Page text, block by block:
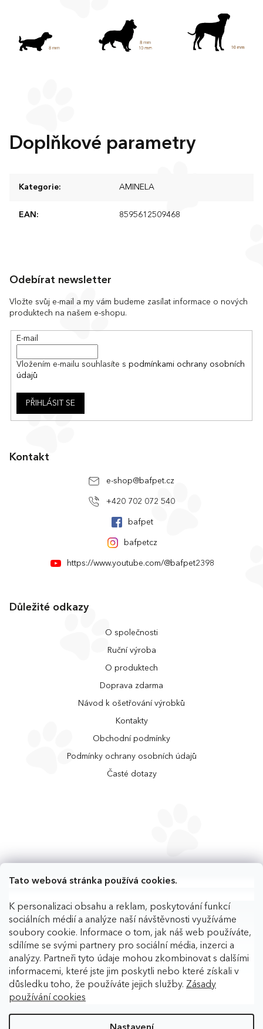
Tato webová stránka používá cookies.
K personalizaci obsahu a reklam, poskytování funkcí
sociálních médií a analýze naší návštěvnosti využíváme
soubory cookie. Informace o tom, jak náš web používáte,
sdílíme se svými partnery pro sociální média, inzerci a
analýzy. Partneři tyto údaje mohou zkombinovat s dalšími
informacemi, které jste jim poskytli nebo které získali v
důsledku toho, že používáte jejich služby. Zásady
používání cookies
Doplňkové parametry
Kategorie: AMINELA
EAN : 8595612509468
Odebírat newsletter
Vložte svůj e-mail a my vám budeme zasílat informace o nových
produktech na našem e-shopu.
E-mail
Vložením e-mailu souhlasíte s podmínkami ochrany osobních
údajů
PŘIHLÁSIT SE
Kontakt
e-shop@bafpet.cz
+420 702 072 540
bafpet
bafpetcz
https://www.youtube.com/@bafpet2398
Důležité odkazy
O společnosti
Ruční výroba
O produktech
Doprava zdarma
Návod k ošetřování výrobků
Kontakty
Obchodní podmínky
Podmínky ochrany osobních údajů
Časté dotazy